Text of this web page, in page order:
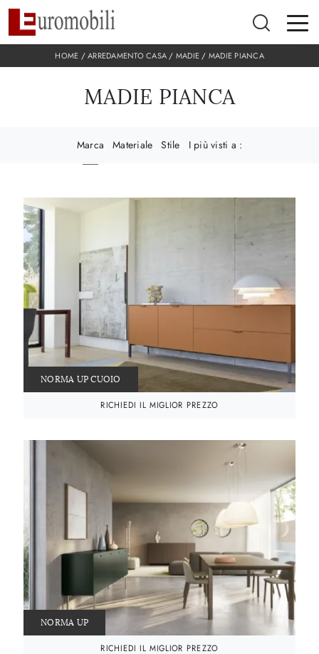
HOME /ARREDAMENTO CASA / MADIE / MADIE PIANCA
MADIE PIANCA
Marca Materiale Stile I più visti a :
NORMA UP CUOIO
RICHIEDI IL MIGLIOR PREZZO
NORMA UP
RICHIEDI IL MIGLIOR PREZZO